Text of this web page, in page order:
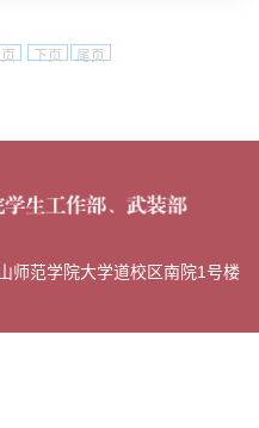
下页 尾页
师范学院大学道校区南院1号楼